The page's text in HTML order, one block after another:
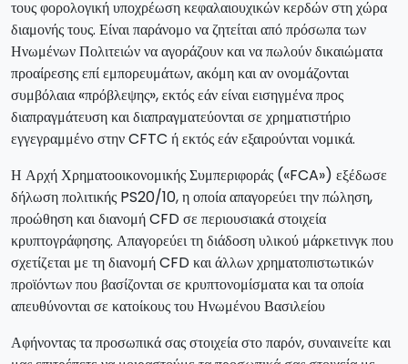
τους φορολογική υποχρέωση κεφαλαιουχικών κερδών στη χώρα
διαμονής τους. Είναι παράνομο να ζητείται από πρόσωπα των
Ηνωμένων Πολιτειών να αγοράζουν και να πωλούν δικαιώματα
προαίρεσης επί εμπορευμάτων, ακόμη και αν ονομάζονται
συμβόλαια «πρόβλεψης», εκτός εάν είναι εισηγμένα προς
διαπραγμάτευση και διαπραγματεύονται σε χρηματιστήριο
εγγεγραμμένο στην CFTC ή εκτός εάν εξαιρούνται νομικά.
Η Αρχή Χρηματοοικονομικής Συμπεριφοράς («FCA») εξέδωσε
δήλωση πολιτικής PS20/10, η οποία απαγορεύει την πώληση,
προώθηση και διανομή CFD σε περιουσιακά στοιχεία
κρυπτογράφησης. Απαγορεύει τη διάδοση υλικού μάρκετινγκ που
σχετίζεται με τη διανομή CFD και άλλων χρηματοπιστωτικών
προϊόντων που βασίζονται σε κρυπτονομίσματα και τα οποία
απευθύνονται σε κατοίκους του Ηνωμένου Βασιλείου
Αφήνοντας τα προσωπικά σας στοιχεία στο παρόν, συναινείτε και